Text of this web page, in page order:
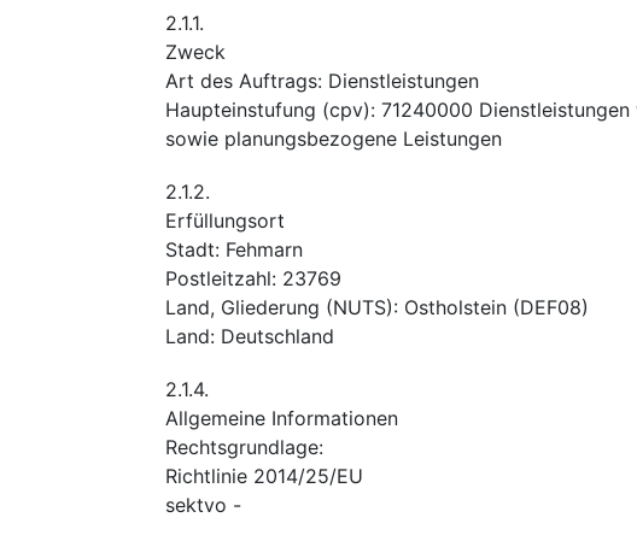
2.1.1.
Zweck
Art des Auftrags: Dienstleistungen
Haupteinstufung (cpv): 71240000
sowie planungsbezogene Leistungen
2.1.2.
Erfüllungsort
Stadt: Fehmarn
Postleitzahl: 23769
Land, Gliederung (NUTS): Ostholstein (DEF08)
Land: Deutschland
2.1.4.
Allgemeine Informationen
Rechtsgrundlage:
Richtlinie 2014/25/EU
sektvo -